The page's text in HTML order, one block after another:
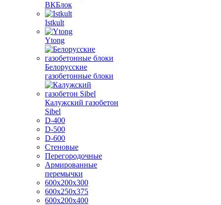
ВКБлок
Istkult
Ytong
Белорусские
газобетонные блоки
Калужский газобетон
Sibel
D-400
D-500
D-600
Стеновые
Перегородочные
Армированные
перемычки
600х200х300
600х250х375
600х200х400